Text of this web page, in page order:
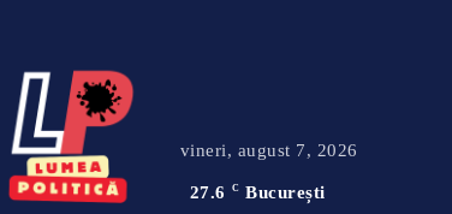
vineri, august 7, 2026
27.6 C București